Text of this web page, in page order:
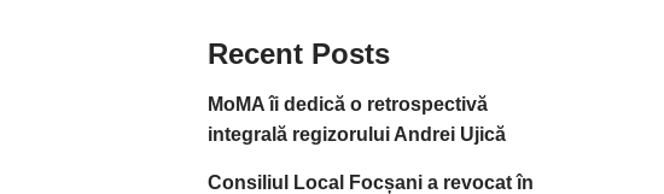
Recent Posts
MoMA îi dedică o retrospectivă
integrală regizorului Andrei Ujică
Consiliul Local Focșani a revocat în